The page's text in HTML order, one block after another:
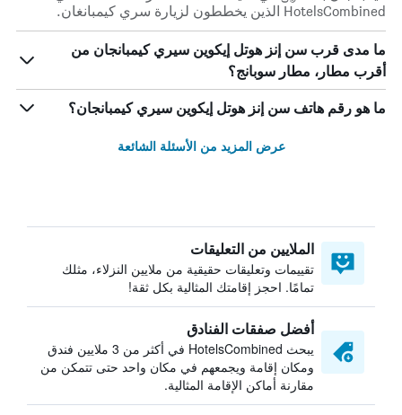
HotelsCombined الذين يخططون لزيارة سري كيمبانغان.
ما مدى قرب سن إنز هوتل إيكوين سيري كيمبانجان من
أقرب مطار، مطار سوبانج؟
ما هو رقم هاتف سن إنز هوتل إيكوين سيري كيمبانجان؟
عرض المزيد من الأسئلة الشائعة
الملايين من التعليقات
تقييمات وتعليقات حقيقية من ملايين النزلاء، مثلك
تمامًا. احجز إقامتك المثالية بكل ثقة!
أفضل صفقات الفنادق
يبحث HotelsCombined في أكثر من 3 ملايين فندق
ومكان إقامة ويجمعهم في مكان واحد حتى تتمكن من
مقارنة أماكن الإقامة المثالية.